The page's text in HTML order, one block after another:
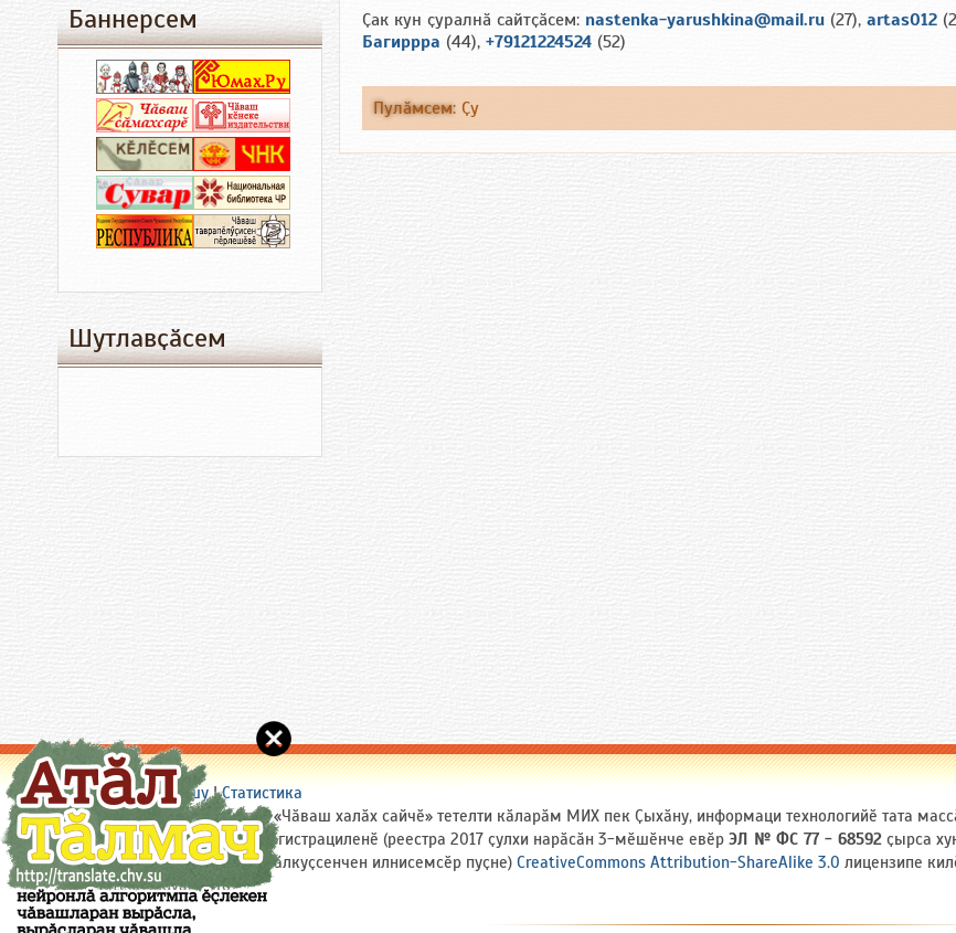
Ҫак кун ҫуралнӑ сайтҫӑсем: nastenka-yarushkina@mail.ru (27), artas012
Багиррра (44), +79121224524 (52)
Пулӑмсем: Ҫу
Баннерсем
Шутлавҫӑсем
Сайт пирки| Пулӑшу|Статистика
(c) 2005-2026 Chuvash.Org | «Чӑваш халӑх сайчӗ» тетелти кӑларӑм МИХ пек Ҫыхӑну, информаци технологийӗ тата
служӑра (Роскомнадзорта) регистрациленӗ (реестра 2017 ҫулхи нарӑсӑн 3-мӗшӗнче евӗр ЭЛ № ФС 77 - 68592 ҫырса
Сайтри материалсене (ытти ҫӑлкуҫсенчен илнисемсӗр пуҫне) CreativeCommons Attribution-ShareAlike 3.0 лицензипе
ярӑр: site(a)chuvash.org